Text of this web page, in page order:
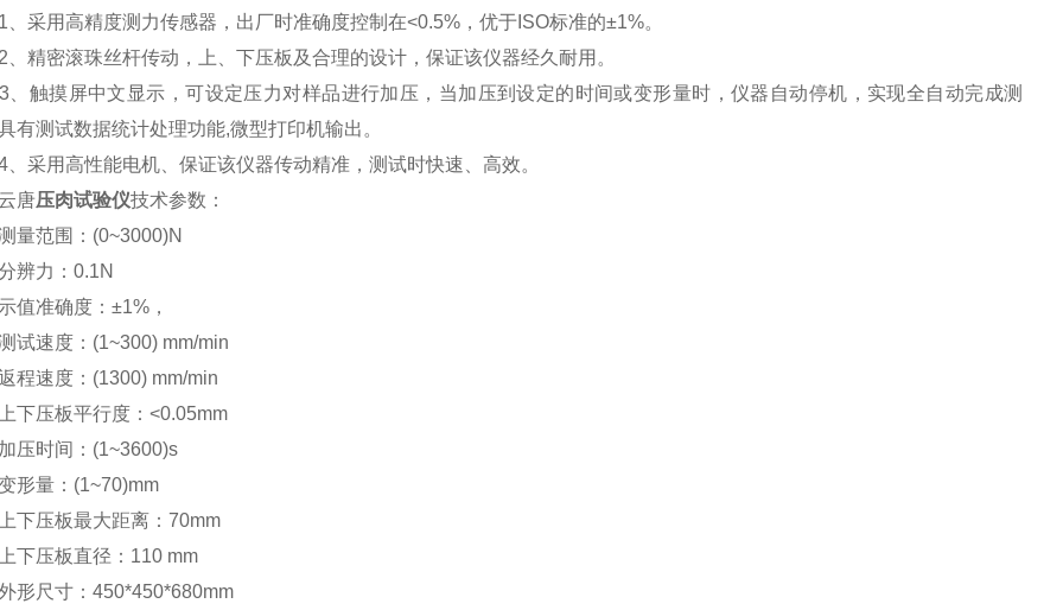
用高精度测力传感器，出厂时准确度控制在<0.5%，优于ISO标准的±1%。
密滚珠丝杆传动，上、下压板及合理的设计，保证该仪器经久耐用。
摸屏中文显示，可设定压力对样品进行加压，当加压到设定的时间或变形量时，仪器自动停机，实现全自动完成测
有测试数据统计处理功能,微型打印机输出。
用高性能电机、保证该仪器传动精准，测试时快速、高效。
唐压肉试验仪技术参数：
范围：(0~3000)N
力：0.1N
准确度：±1%，
度：(1~300) mm/min
度：(1300) mm/min
板平行度：<0.05mm
时间：(1~3600)s
量：(1~70)mm
压板最大距离：70mm
压板直径：110 mm
寸：450*450*680mm